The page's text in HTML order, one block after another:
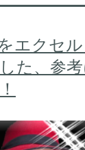
エクセ
た、参